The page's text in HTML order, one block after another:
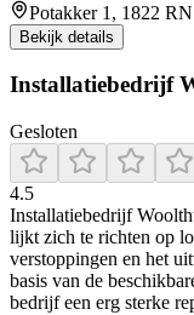
Potakker 1, 1822
Bekijk details
Installatiebedrijf
Gesloten
4.5
Installatiebedrijf
lijkt zich te richten op
verstoppingen en het
basis van de
bedrijf een erg sterke